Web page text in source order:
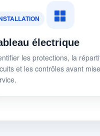
électrique
les protections, la
et les contrôles avant